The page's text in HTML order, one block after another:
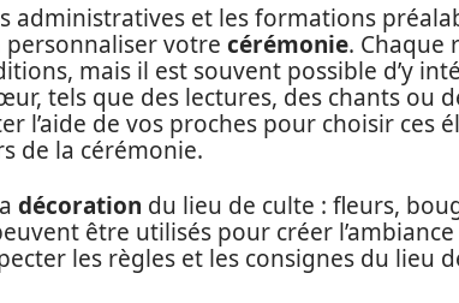
administratives et les formations
personnaliser votre cérémonie. Chaque
mais il est souvent possible d’y
tels que des lectures, des chants ou
l’aide de vos proches pour choisir ces
de la cérémonie.
décoration du lieu de culte : fleurs,
être utilisés pour créer
les règles et les consignes du lieu